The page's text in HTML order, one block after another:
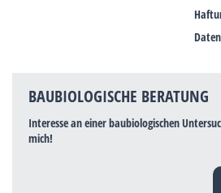
BAUBIOLOGISCHE BERATUNG
Interesse an einer baubiologischen
mich!